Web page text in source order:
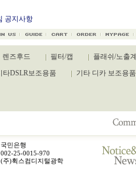
공지사항
렌즈후드 필터/캡 플래쉬/노출계
타DSLR보조용품 기타 디카 보조용품
국민은행
002-25-0015-970
(주)휙스컴디지털광학